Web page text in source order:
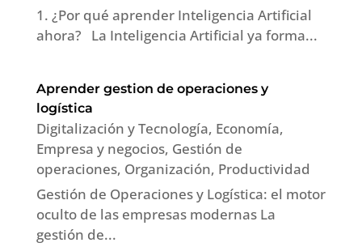
1. ¿Por qué aprender Inteligencia Artificial
ahora? La Inteligencia Artificial ya forma...
Aprender gestion de operaciones y
logística
Digitalización y Tecnología, Economía,
Empresa y negocios, Gestión de
operaciones, Organización, Productividad
Gestión de Operaciones y Logística: el motor
oculto de las empresas modernas La
gestión de...